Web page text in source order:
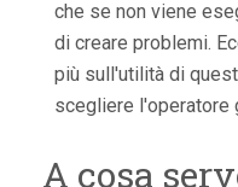
che se non viene
di creare problemi.
più sull'utilità di
scegliere l'operatore
A cosa